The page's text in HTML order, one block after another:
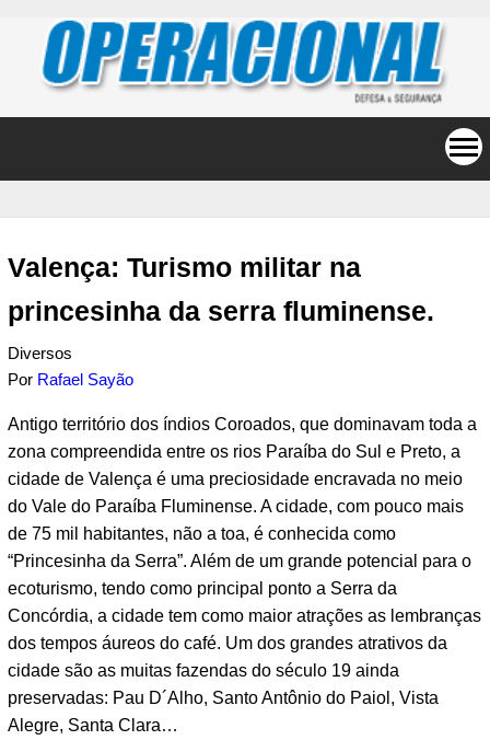
Valença: Turismo militar na
princesinha da serra fluminense.
Diversos
Por Rafael Sayão
Antigo território dos índios Coroados, que dominavam toda a
zona compreendida entre os rios Paraíba do Sul e Preto, a
cidade de Valença é uma preciosidade encravada no meio
do Vale do Paraíba Fluminense. A cidade, com pouco mais
de 75 mil habitantes, não a toa, é conhecida como
“Princesinha da Serra”. Além de um grande potencial para o
ecoturismo, tendo como principal ponto a Serra da
Concórdia, a cidade tem como maior atrações as lembranças
dos tempos áureos do café. Um dos grandes atrativos da
cidade são as muitas fazendas do século 19 ainda
preservadas: Pau D´Alho, Santo Antônio do Paiol, Vista
Alegre, Santa Clara…